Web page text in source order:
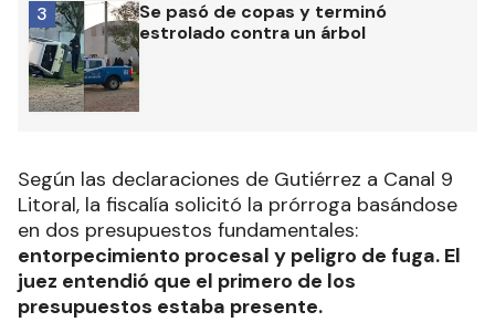
Se pasó de copas y terminó
estrolado contra un árbol
3
Según las declaraciones de Gutiérrez a Canal 9
Litoral, la fiscalía solicitó la prórroga basándose
en dos presupuestos fundamentales:
entorpecimiento procesal y peligro de fuga. El
juez entendió que el primero de los
presupuestos estaba presente.